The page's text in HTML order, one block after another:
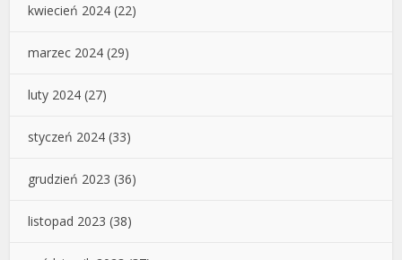
kwiecień 2024 (22)
marzec 2024 (29)
luty 2024 (27)
styczeń 2024 (33)
grudzień 2023 (36)
listopad 2023 (38)